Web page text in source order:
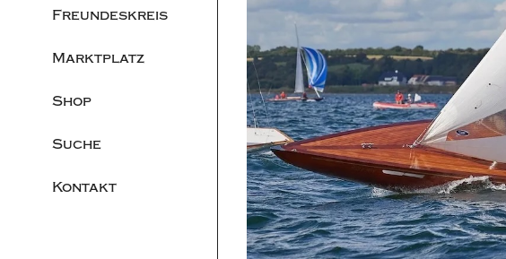
Freundeskreis
Marktplatz
Shop
Suche
Kontakt